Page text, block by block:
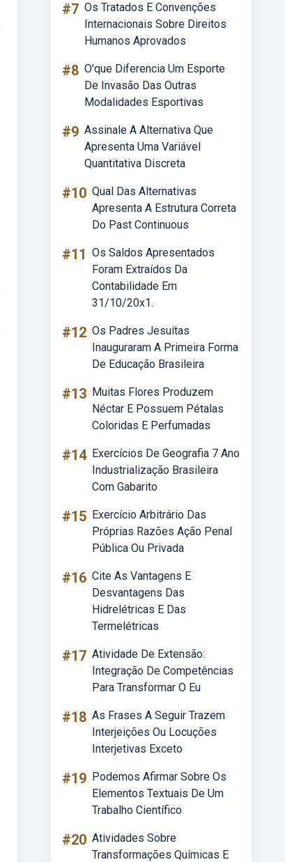
#7 Os Tratados E Convenções
Internacionais Sobre Direitos
Humanos Aprovados
#8 O'que Diferencia Um Esporte
De Invasão Das Outras
Modalidades Esportivas
#9 Assinale A Alternativa Que
Apresenta Uma Variável
Quantitativa Discreta
#10 Qual Das Alternativas
Apresenta A Estrutura Correta
Do Past Continuous
#11 Os Saldos Apresentados
Foram Extraídos Da
Contabilidade Em
31/10/20x1.
#12 Os Padres Jesuítas
Inauguraram A Primeira Forma
De Educação Brasileira
#13 Muitas Flores Produzem
Néctar E Possuem Pétalas
Coloridas E Perfumadas
#14 Exercícios De Geografia 7 Ano
Industrialização Brasileira
Com Gabarito
#15 Exercício Arbitrário Das
Próprias Razões Ação Penal
Pública Ou Privada
#16 Cite As Vantagens E
Desvantagens Das
Hidrelétricas E Das
Termelétricas
#17 Atividade De Extensão:
Integração De Competências
Para Transformar O Eu
#18 As Frases A Seguir Trazem
Interjeições Ou Locuções
Interjetivas Exceto
#19 Podemos Afirmar Sobre Os
Elementos Textuais De Um
Trabalho Científico
#20 Atividades Sobre
Transformações Químicas E